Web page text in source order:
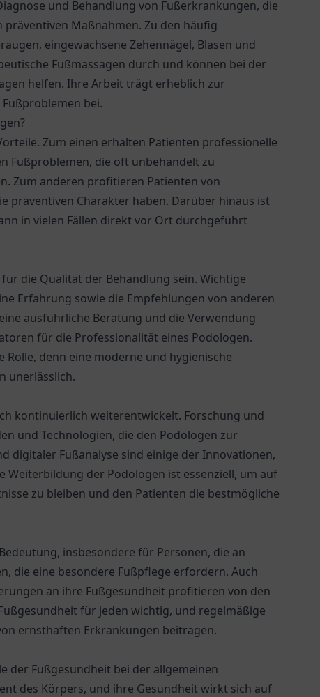
und Behandlung von Fußerkrankungen, die
Maßnahmen. Zu den häufig
eingewachsene Zehennägel, Blasen und
Fußmassagen durch und können bei der
helfen. Ihre Arbeit trägt erheblich zur
bei.
Zum einen erhalten Patienten professionelle
Fußproblemen, die oft unbehandelt zu
Zum anderen profitieren Patienten von
präventiven Charakter haben. Darüber hinaus ist
in vielen Fällen direkt vor Ort durchgeführt
die Qualität der Behandlung sein. Wichtige
Erfahrung sowie die Empfehlungen von anderen
ausführliche Beratung und die Verwendung
für die Professionalität eines Podologen.
denn eine moderne und hygienische
unerlässlich.
kontinuierlich weiterentwickelt. Forschung und
und Technologien, die den Podologen zur
digitaler Fußanalyse sind einige der Innovationen,
Weiterbildung der Podologen ist essenziell, um auf
zu bleiben und den Patienten die bestmögliche
insbesondere für Personen, die an
die eine besondere Fußpflege erfordern. Auch
an ihre Fußgesundheit profitieren von den
für jeden wichtig, und regelmäßige
ernsthaften Erkrankungen beitragen.
der Fußgesundheit bei der allgemeinen
des Körpers, und ihre Gesundheit wirkt sich auf